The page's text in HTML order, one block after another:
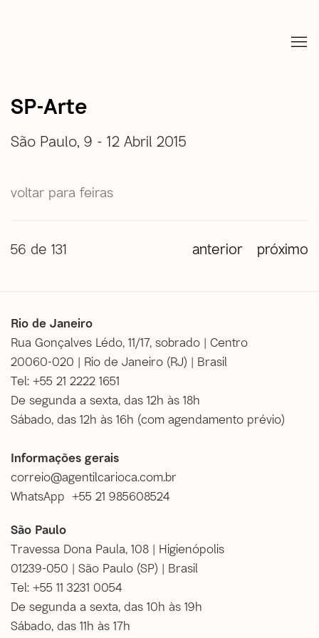
SP-Arte
São Paulo, 9 - 12 Abril 2015
voltar para feiras
anterior próximo
56 de 131
Rio de Janeiro
Rua Gonçalves Lédo, 11/17, sobrado | Centro
20060-020 | Rio de Janeiro (RJ) | Brasil
Tel: +55 21 2222 1651
De segunda a sexta, das 12h às 18h
Sábado, das 12h às 16h (com agendamento prévio)
Informações gerais
correio@agentilcarioca.com.br
WhatsApp +55 21 985608524
São Paulo
Travessa Dona Paula, 108 | Higienópolis
01239-050 | São Paulo (SP) | Brasil
Tel: +55 11 3231 0054
De segunda a sexta, das 10h às 19h
Sábado, das 11h às 17h